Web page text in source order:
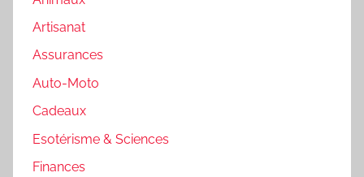
Artisanat
Assurances
Auto-Moto
Cadeaux
Esotérisme & Sciences
Finances